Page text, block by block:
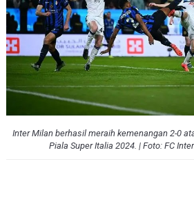
Inter Milan berhasil meraih kemenangan 2-0
Piala Super Italia 2024. | Foto: FC